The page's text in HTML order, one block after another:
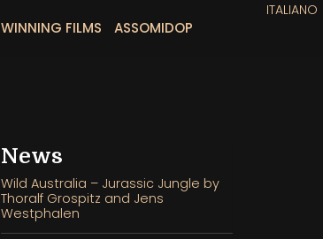
WINNING FILMS ASSOMIDOP
ITALIANO
News
Wild Australia – Jurassic Jungle by
Thoralf Grospitz and Jens
Westphalen